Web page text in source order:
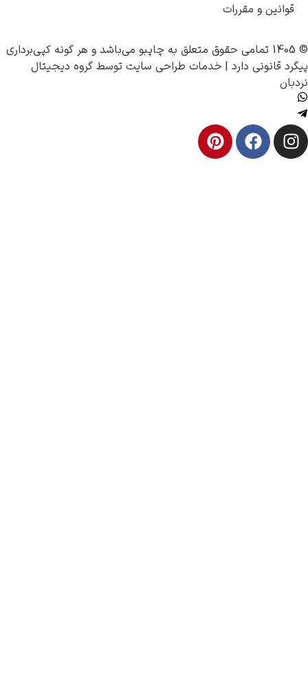
و مقررات
چاپبو می‌باشد و هر گونه کپی‌برداری
دارد |خدمات طراحی سایتتوسطگروه دیجیتال